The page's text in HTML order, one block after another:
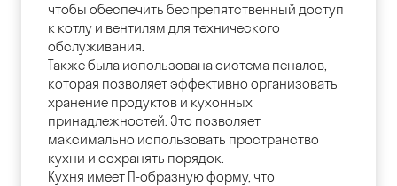
чтобы обеспечить беспрепятственный доступ
к котлу и вентилям для технического
обслуживания.
Также была использована система пеналов,
которая позволяет эффективно организовать
хранение продуктов и кухонных
принадлежностей. Это позволяет
максимально использовать пространство
кухни и сохранять порядок.
Кухня имеет П-образную форму, что